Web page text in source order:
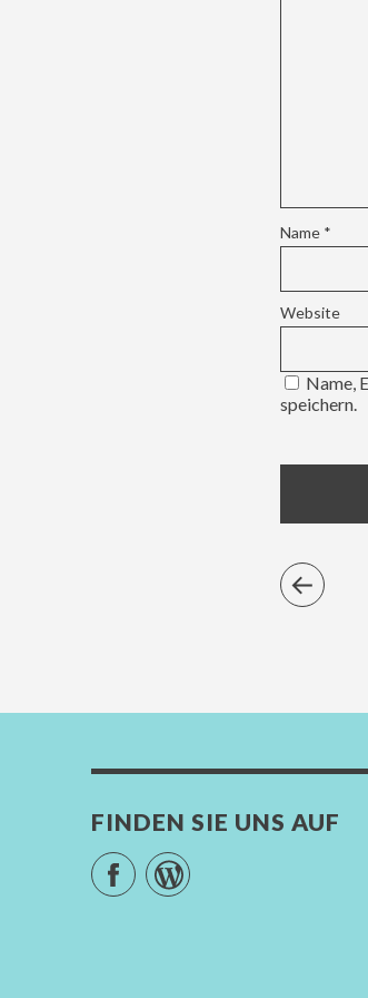
Name *
Website
Name,
speichern.
FINDEN SIE UNS AUF
FacebookWordPress